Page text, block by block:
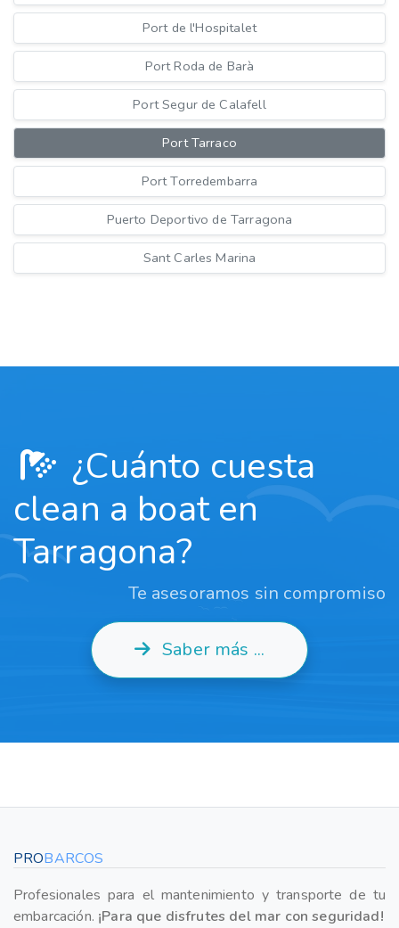
Port de l'Hospitalet
Port Roda de Barà
Port Segur de Calafell
Port Tarraco
Port Torredembarra
Puerto Deportivo de Tarragona
Sant Carles Marina
¿Cuánto cuesta
clean a boat en
Tarragona?
Te asesoramos sin compromiso
Saber más ...
PROBARCOS
Profesionales para el mantenimiento y transporte de tu
embarcación. ¡Para que disfrutes del mar con seguridad!